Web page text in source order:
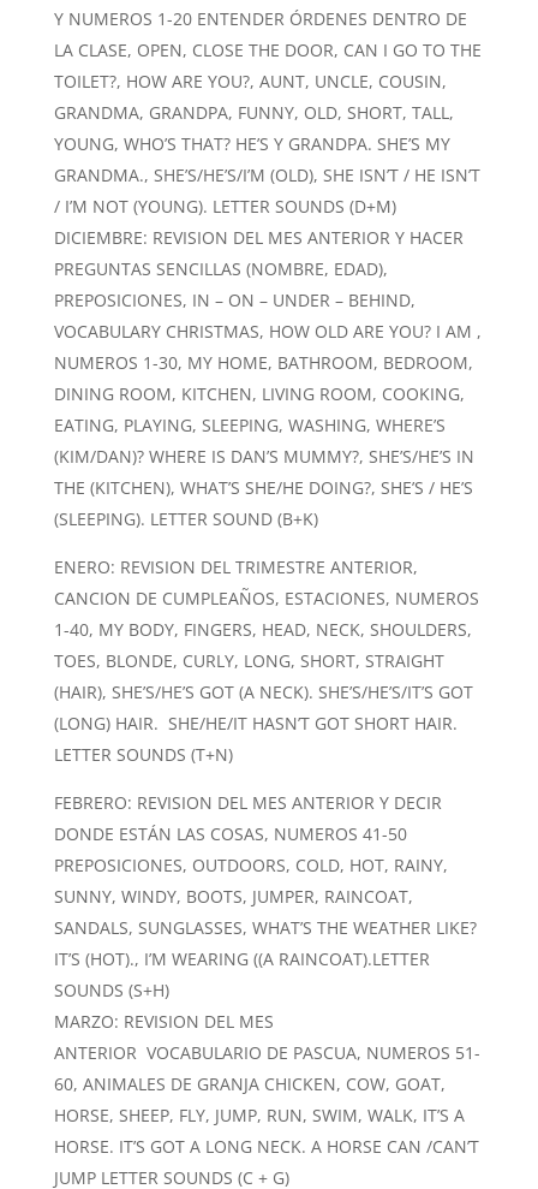
Y NUMEROS 1-20 ENTENDER ÓRDENES DENTRO DE
LA CLASE, OPEN, CLOSE THE DOOR, CAN I GO TO THE
TOILET?, HOW ARE YOU?, AUNT, UNCLE, COUSIN,
GRANDMA, GRANDPA, FUNNY, OLD, SHORT, TALL,
YOUNG, WHO’S THAT? HE’S Y GRANDPA. SHE’S MY
GRANDMA., SHE’S/HE’S/I’M (OLD), SHE ISN’T / HE ISN’T
/ I’M NOT (YOUNG). LETTER SOUNDS (D+M)
DICIEMBRE: REVISION DEL MES ANTERIOR Y HACER
PREGUNTAS SENCILLAS (NOMBRE, EDAD),
PREPOSICIONES, IN – ON – UNDER – BEHIND,
VOCABULARY CHRISTMAS, HOW OLD ARE YOU? I AM ,
NUMEROS 1-30, MY HOME, BATHROOM, BEDROOM,
DINING ROOM, KITCHEN, LIVING ROOM, COOKING,
EATING, PLAYING, SLEEPING, WASHING, WHERE’S
(KIM/DAN)? WHERE IS DAN’S MUMMY?, SHE’S/HE’S IN
THE (KITCHEN), WHAT’S SHE/HE DOING?, SHE’S / HE’S
(SLEEPING). LETTER SOUND (B+K)
ENERO: REVISION DEL TRIMESTRE ANTERIOR,
CANCION DE CUMPLEAÑOS, ESTACIONES, NUMEROS
1-40, MY BODY, FINGERS, HEAD, NECK, SHOULDERS,
TOES, BLONDE, CURLY, LONG, SHORT, STRAIGHT
(HAIR), SHE’S/HE’S GOT (A NECK). SHE’S/HE’S/IT’S GOT
(LONG) HAIR. SHE/HE/IT HASN’T GOT SHORT HAIR.
LETTER SOUNDS (T+N)
FEBRERO: REVISION DEL MES ANTERIOR Y DECIR
DONDE ESTÁN LAS COSAS, NUMEROS 41-50
PREPOSICIONES, OUTDOORS, COLD, HOT, RAINY,
SUNNY, WINDY, BOOTS, JUMPER, RAINCOAT,
SANDALS, SUNGLASSES, WHAT’S THE WEATHER LIKE?
IT’S (HOT)., I’M WEARING ((A RAINCOAT).LETTER
SOUNDS (S+H)
MARZO: REVISION DEL MES
ANTERIOR VOCABULARIO DE PASCUA, NUMEROS 51-
60, ANIMALES DE GRANJA CHICKEN, COW, GOAT,
HORSE, SHEEP, FLY, JUMP, RUN, SWIM, WALK, IT’S A
HORSE. IT’S GOT A LONG NECK. A HORSE CAN /CAN’T
JUMP LETTER SOUNDS (C + G)